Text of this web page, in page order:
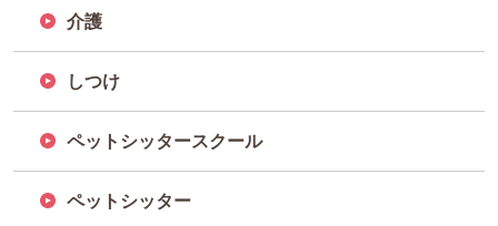
介護
しつけ
ペットシッタースクール
ペットシッター